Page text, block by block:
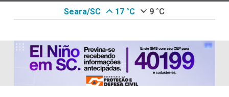
Seara/SC 17 °C 9 °C